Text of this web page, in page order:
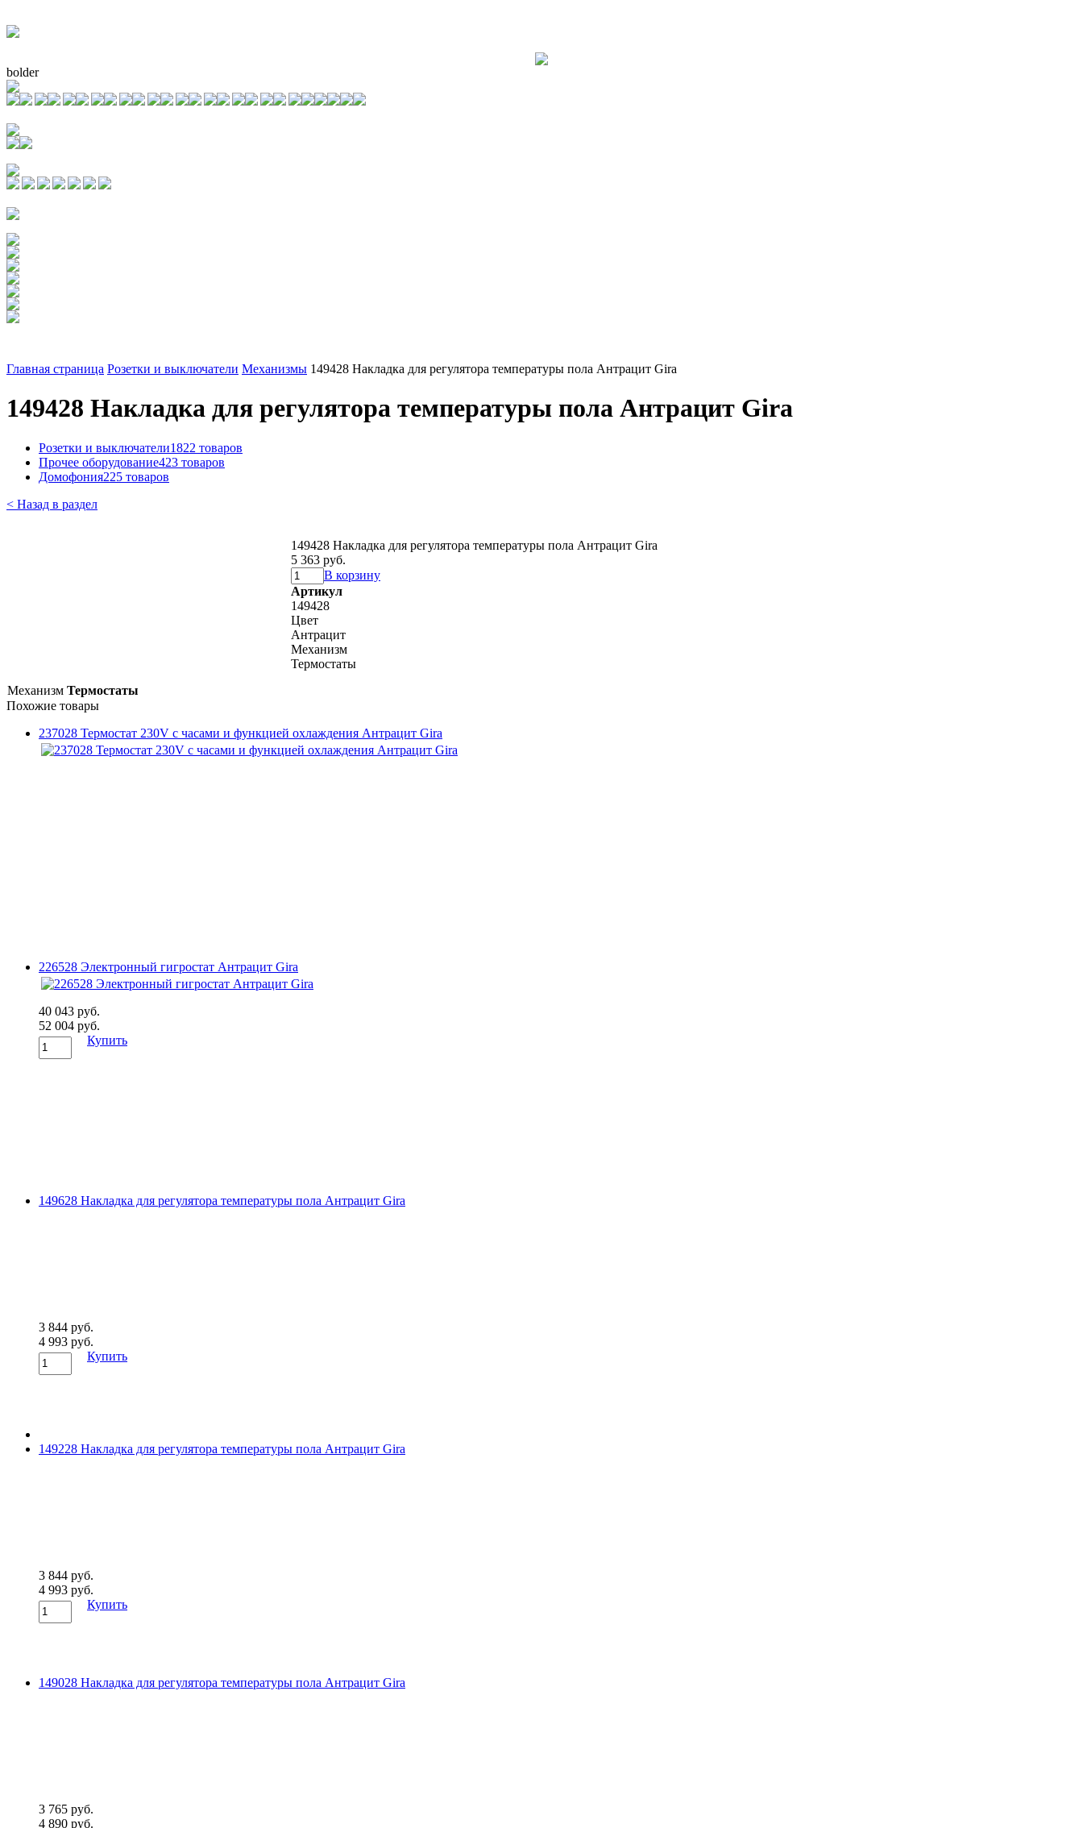
bolder
Главная страница Розетки и выключатели Механизмы 149428 Накладка для регулятора температуры пола Антрацит Gira
149428 Накладка для регулятора температуры пола Антрацит Gira
Розетки и выключатели1822 товаров
Прочее оборудование423 товаров
Домофония225 товаров
< Назад в раздел
149428 Накладка для регулятора температуры пола Антрацит Gira
5 363 руб.
В корзину
Артикул
149428
Цвет
Антрацит
Механизм
Термостаты
Механизм Термостаты
Похожие товары
237028 Термостат 230V с часами и функцией охлаждения Антрацит Gira
226528 Электронный гигростат Антрацит Gira
40 043 руб.
52 004 руб.
Купить
149628 Накладка для регулятора температуры пола Антрацит Gira
3 844 руб.
4 993 руб.
Купить
149228 Накладка для регулятора температуры пола Антрацит Gira
3 844 руб.
4 993 руб.
Купить
149028 Накладка для регулятора температуры пола Антрацит Gira
3 765 руб.
4 890 руб.